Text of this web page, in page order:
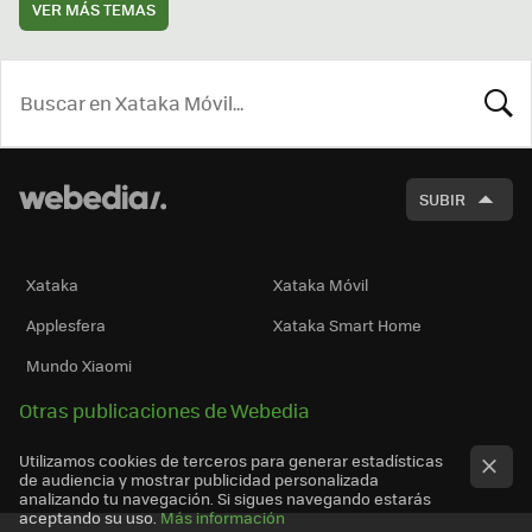
VER MÁS TEMAS
SUBIR
Xataka
Xataka Móvil
Applesfera
Xataka Smart Home
Mundo Xiaomi
Otras publicaciones de Webedia
Utilizamos cookies de terceros para generar estadísticas
de audiencia y mostrar publicidad personalizada
analizando tu navegación. Si sigues navegando estarás
aceptando su uso. Más información